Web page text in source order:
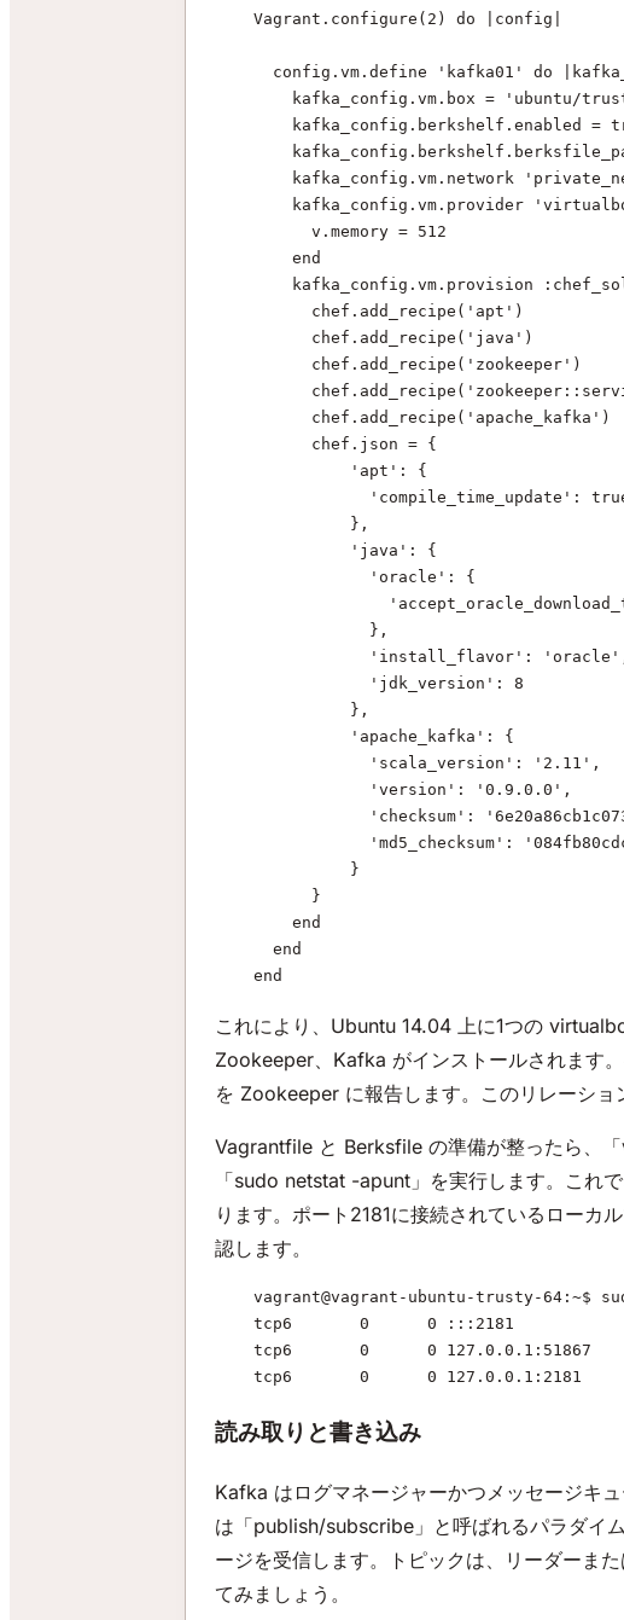
Vagrant.configure(2) do |config|
config.vm.define 'kafka01' do
kafka_config.vm.box = 'ubuntu/
kafka_config.berkshelf.enabled =
kafka_config.vm.network
kafka_config.vm.provider
v.memory = 512
end
kafka_config.vm.provision
chef.add_recipe('apt')
chef.add_recipe('java')
chef.add_recipe('zookeeper')
chef.add_recipe('apache_kafka')
chef.json = {
'apt': {
'compile_time_update':
},
'java': {
'oracle': {
},
'install_flavor':
'jdk_version': 8
},
'apache_kafka': {
'scala_version': '2.11',
'version': '0.9.0.0',
'checksum':
'md5_checksum':
}
}
end
end
end
これにより、Ubuntu 14.04 上に1つの
Zookeeper、Kafka がインストールされます
を Zookeeper に報告します。このリレーシ
Vagrantfile と Berksfile の準備が整ったら、
「sudo netstat -apunt」を実行します。これ
ります。ポート2181に接続されているロー
認します。
vagrant@vagrant-ubuntu-trusty-64:~$
tcp6       0      0 :::2181
tcp6       0      0 127.0.0.1:51867
tcp6       0      0 127.0.0.1:2181
読み取りと書き込み
Kafka はログマネージャーかつメッセージキ
は「publish/subscribe」と呼ばれるパラダイ
ージを受信します。トピックは、リーダーま
てみましょう。